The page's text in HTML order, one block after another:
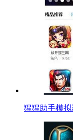
猩猩助手模